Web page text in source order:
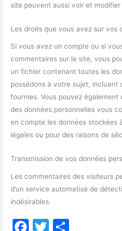
site peuvent aussi voir et
Les droits que vous avez sur vos
Si vous avez un compte ou si
commentaires sur le site, vous
un fichier contenant toutes les
possédons à votre sujet, incluant
fournies. Vous pouvez également
des données personnelles vous
en compte les données stockées
légales ou pour des raisons de
Transmission de vos données
Les commentaires des visiteurs
d’un service automatisé de
indésirables.
F T